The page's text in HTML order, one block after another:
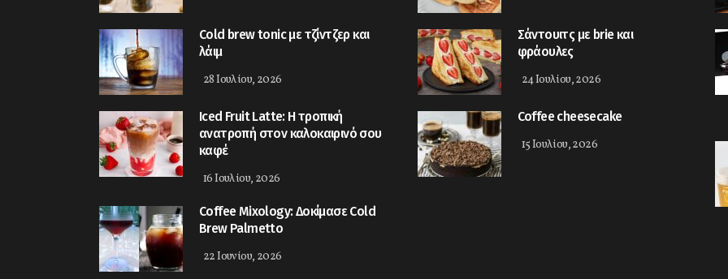
Cold brew tonic με τζίντζερ και
λάιμ
28 Ιουλίου, 2026
Iced Fruit Latte: Η τροπική
ανατροπή στον καλοκαιρινό σου
καφέ
16 Ιουλίου, 2026
Coffee Mixology: Δοκίμασε Cold
Brew Palmetto
22 Ιουνίου, 2026
Σάντουιτς με brie και
φράουλες
24 Ιουλίου, 2026
Coffee cheesecake
15 Ιουλίου, 2026